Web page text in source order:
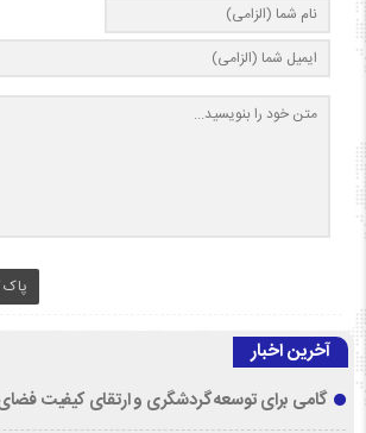
پاک
آخرین اخبار
گامی برای توسعه گردشگری و ارتقای کیفیت